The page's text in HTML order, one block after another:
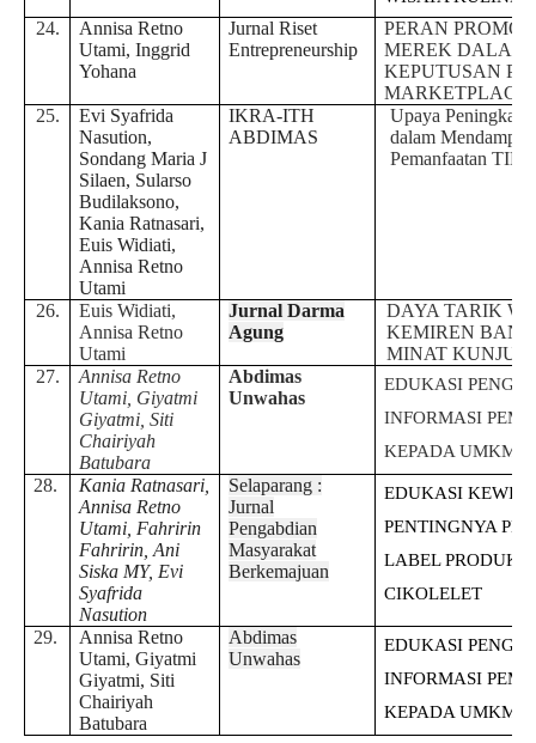
24.
Annisa Retno
Utami, Inggrid
Yohana
Jurnal Riset
Entrepreneurship
PERAN
MEREK DALAM
KEPUTUSAN
25.
Evi Syafrida
Nasution,
Sondang Maria J
Silaen, Sularso
Budilaksono,
Kania Ratnasari,
Euis Widiati,
Annisa Retno
Utami
IKRA-ITH
ABDIMAS
Upaya
dalam
Pemanfaatan TIK
26.
Euis Widiati,
Annisa Retno
Utami
Jurnal Darma
Agung
DAYA TARIK
KEMIREN
MINAT
27.
Annisa Retno
Utami, Giyatmi
Giyatmi, Siti
Chairiyah
Batubara
Abdimas
Unwahas
EDUKASI
INFORMASI
KEPADA UMKM
28.
Kania Ratnasari,
Annisa Retno
Utami, Fahririn
Fahririn, Ani
Siska MY, Evi
Syafrida
Nasution
Selaparang :
Jurnal
Pengabdian
Masyarakat
Berkemajuan
EDUKASI
PENTINGNYA
LABEL PRODUK
CIKOLELET
29.
Annisa Retno
Utami, Giyatmi
Giyatmi, Siti
Chairiyah
Batubara
Abdimas
Unwahas
EDUKASI
INFORMASI
KEPADA UMKM